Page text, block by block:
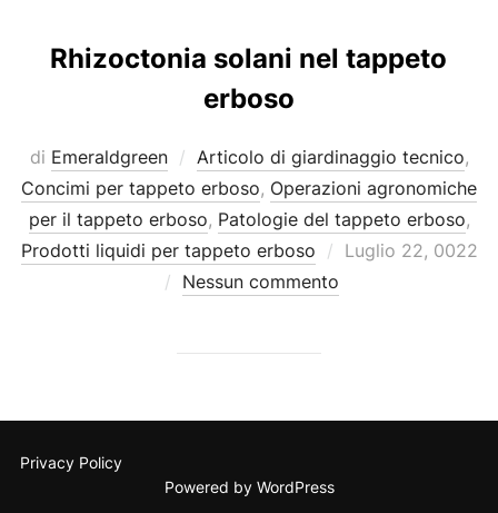
Rhizoctonia solani nel tappeto
erboso
di Emeraldgreen Articolo di giardinaggio tecnico,
Concimi per tappeto erboso, Operazioni agronomiche
per il tappeto erboso, Patologie del tappeto erboso,
Prodotti liquidi per tappeto erboso
Pubblicato
Luglio 22, 0022
Nessun commento
Privacy Policy
Powered by WordPress